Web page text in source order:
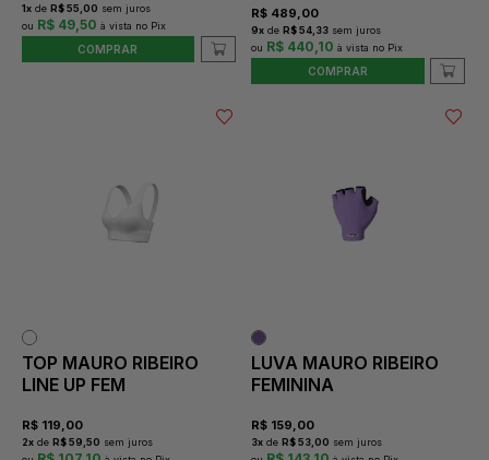
1x de R$ 55,00 sem juros
R$ 49,50
COMPRAR
R$ 489,00
9x de R$ 54,33 sem juros
R$ 440,10
COMPRAR
TOP MAURO RIBEIRO
LINE UP FEM
R$ 119,00
2x de R$ 59,50 sem juros
LUVA MAURO RIBEIRO
FEMININA
R$ 159,00
3x de R$ 53,00 sem juros